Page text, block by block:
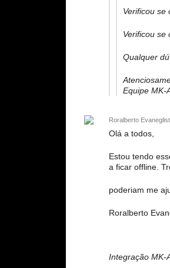
Verificou se
Verificou se
Qualquer
Equipe MK-
Roralberto
Olá a todos,
Estou tendo
a ficar offline.
poderiam me
Roralberto
Integração MK-